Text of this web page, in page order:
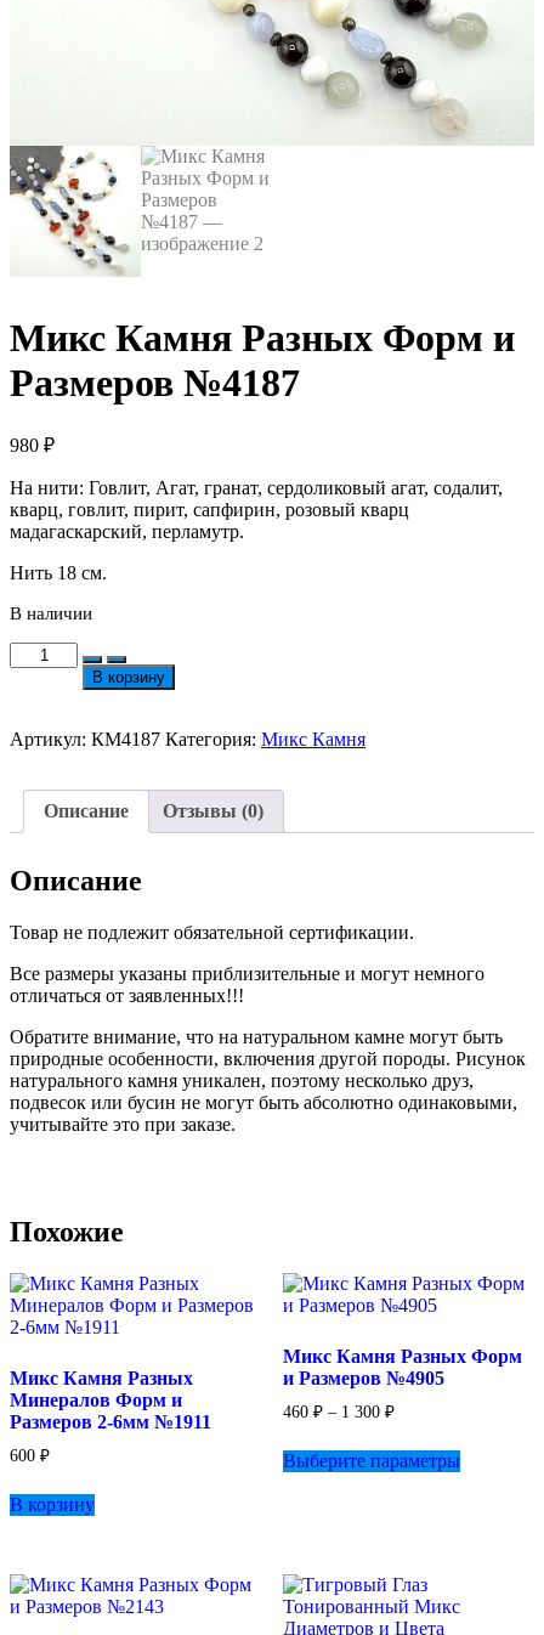
Микс Камня Разных Форм и
Размеров №4187
980 ₽
На нити: Говлит, Агат, гранат, сердоликовый агат, содалит,
кварц, говлит, пирит, сапфирин, розовый кварц
мадагаскарский, перламутр.
Нить 18 см.
В наличии
Количество
товара
Разных
Размеров
№4187
В корзину
Артикул: КМ4187 Категория: Микс Камня
Описание Отзывы (0)
Описание
Товар не подлежит обязательной сертификации.
Все размеры указаны приблизительные и могут немного
отличаться от заявленных!!!
Обратите внимание, что на натуральном камне могут быть
природные особенности, включения другой породы. Рисунок
натурального камня уникален, поэтому несколько друз,
подвесок или бусин не могут быть абсолютно одинаковыми,
учитывайте это при заказе.
Похожие
Микс Камня Разных
Минералов Форм и
Размеров 2-6мм №1911
600 ₽
В корзину
Микс Камня Разных Форм
и Размеров №4905
460 ₽ – 1 300 ₽Диапазон
460 ₽
–
Выберите параметрытовар
на